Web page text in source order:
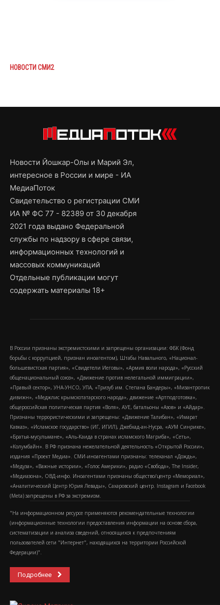
НОВОСТИ СМИ2
Новости Йошкар-Олы и Марий Эл,
интересное в России и мире - ИА
МедиаПоток
Свидетельство о регистрации СМИ
ИА № ФС 77 - 82389 от 30 декабря
2021 года выдано Федеральной
службы по надзору в сфере связи,
информационных технологий и
массовых коммуникаций
Отдельные публикации могут
содержать материалы 18+
В России признаны экстремистскими и запрещены организации: ФБК (Фонд
борьбы с коррупцией, признан иноагентом), Штабы Навального, «Национал-
большевистская партия», «Свидетели Иеговы», «Армия воли народа», «Русский
общенациональный союз», «Движение против нелегальной иммиграции»,
«Правый сектор», УНА-УНСО, УПА, «Тризуб им. Степана Бандеры», «Мизантропик
дивижн», «Меджлис крымскотатарского народа», движение «Артподготовка»,
общероссийская политическая партия «Воля», АУЕ, батальоны «Азов» и «Айдар».
Признаны террористическими и запрещены: «Движение Талибан», «Имарат
Кавказ», «Исламское государство» (ИГ, ИГИЛ), Джебхад-ан-Нусра, «АУМ Синрике»,
«Братья-мусульмане», «Аль-Каида в странах исламского Магриба», «Сеть»,
«Колумбайн». В РФ признана нежелательной деятельность «Открытой России»,
издания «Проект Медиа». СМИ-иноагентами признаны: телеканал «Дождь»,
«Медуза», «Важные истории», «Голос Америки», радио «Свобода», The Insider,
«Медиазона», ОВД-инфо. Иноагентами признаны общество/центр «Мемориал»,
«Аналитический Центр Юрия Левады», Сахаровский центр. Instagram и Facebook
(Metа) запрещены в РФ за экстремизм.
"На информационном ресурсе применяются рекомендательные технологии
(информационные технологии предоставления информации на основе сбора,
систематизации и анализа сведений, относящихся к предпочтениям
пользователей сети "Интернет", находящихся на территории Российской
Федерации)".
Подробнее